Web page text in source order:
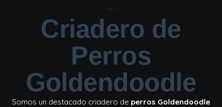
Criadero de
Perros
Goldendoodle
Somos un destacado criadero de perros Goldendoodle